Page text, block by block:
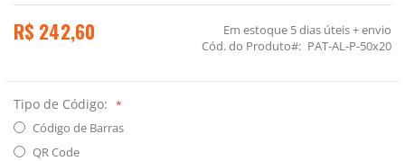
R$ 242,60 Em estoque 5 dias úteis + envio
Cód. do Produto
PAT-AL-P-50x20
Tipo de Código:
Código de Barras
QR Code